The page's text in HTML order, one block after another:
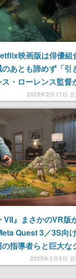
映画版は俳優組
あとも諦めず「引
・ローレンス監督
ューに対してコメン
2025年2月17日
VII』まさかのVR版
Quest 3／3S向
指導者らと巨大な
んでの対戦を楽しめ
2025年2月9日